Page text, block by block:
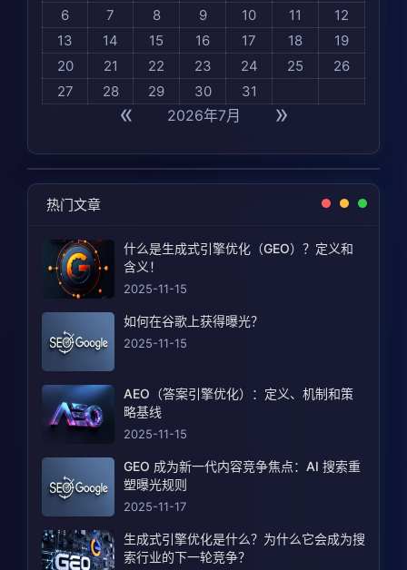
« 2026年7月 »
6
7 8 9 10 11
12
13
14 15 16 17 18
19
20
21 22 23 24 25
26
27
28 29 30 31
热门文章
什么是生成式引擎优化（GEO）？定义和
含义！
2025-11-15
如何在谷歌上获得曝光？
2025-11-15
AEO（答案引擎优化）：定义、机制和策
略基线
2025-11-15
GEO 成为新一代内容竞争焦点：AI 搜索重
塑曝光规则
2025-11-17
生成式引擎优化是什么？为什么它会成为搜
索行业的下一轮竞争？